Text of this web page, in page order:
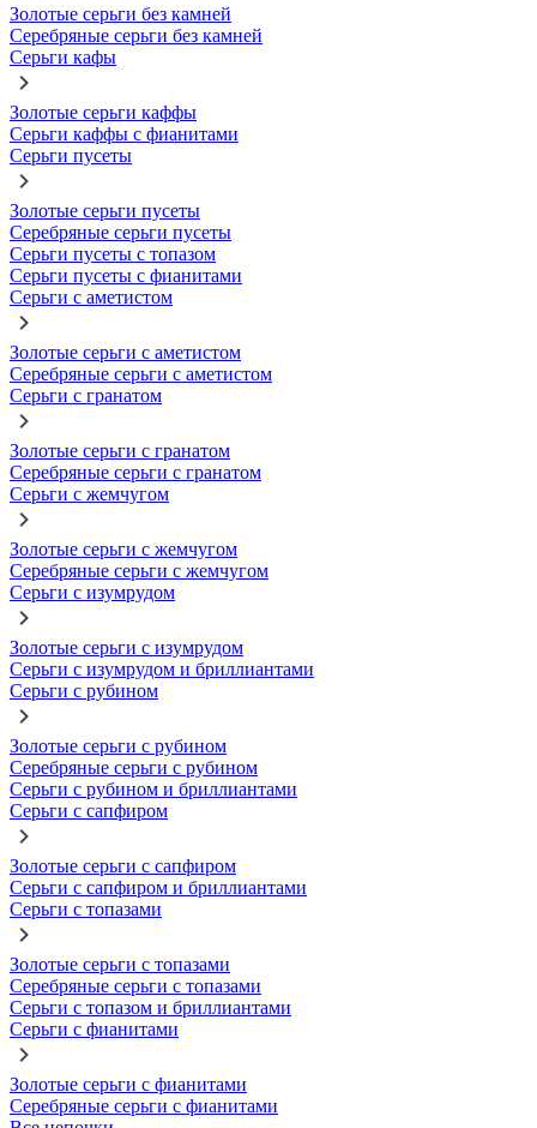
Золотые серьги без камней
Серебряные серьги без камней
Серьги кафы
Золотые серьги каффы
Серьги каффы с фианитами
Серьги пусеты
Золотые серьги пусеты
Серебряные серьги пусеты
Серьги пусеты с топазом
Серьги пусеты с фианитами
Серьги с аметистом
Золотые серьги с аметистом
Серебряные серьги с аметистом
Серьги с гранатом
Золотые серьги с гранатом
Серебряные серьги с гранатом
Серьги с жемчугом
Золотые серьги с жемчугом
Серебряные серьги с жемчугом
Серьги с изумрудом
Золотые серьги с изумрудом
Серьги с изумрудом и бриллиантами
Серьги с рубином
Золотые серьги с рубином
Серебряные серьги с рубином
Серьги с рубином и бриллиантами
Серьги с сапфиром
Золотые серьги с сапфиром
Серьги с сапфиром и бриллиантами
Серьги с топазами
Золотые серьги с топазами
Серебряные серьги с топазами
Серьги с топазом и бриллиантами
Серьги с фианитами
Золотые серьги с фианитами
Серебряные серьги с фианитами